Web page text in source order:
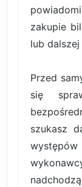
zakupie
lub
Przed
się
szukasz